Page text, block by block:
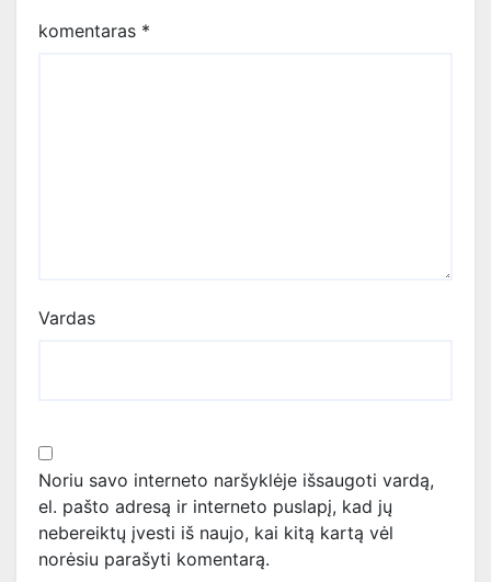
komentaras *
Vardas
Noriu savo interneto naršyklėje išsaugoti vardą,
el. pašto adresą ir interneto puslapį, kad jų
nebereiktų įvesti iš naujo, kai kitą kartą vėl
norėsiu parašyti komentarą.